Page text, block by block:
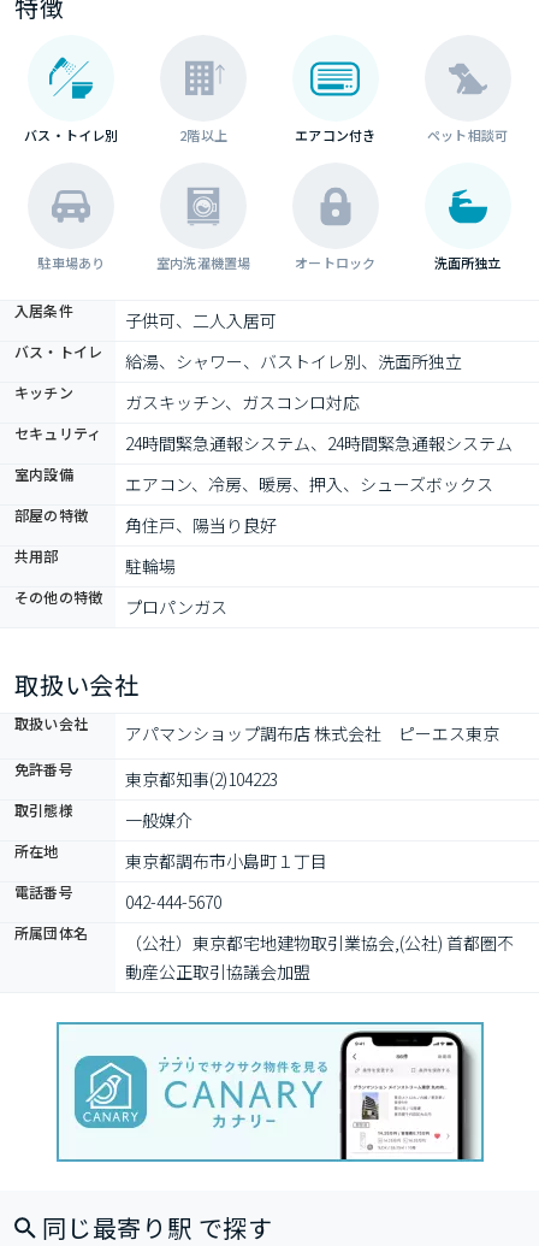
バス・トイレ別 2階以上 エアコン付き ペット相談可
駐車場あり 室内洗濯機置場 オートロック 洗面所独立
入居条件 子供可、二人入居可
バス・トイレ 給湯、シャワー、バストイレ別、洗面所独立
キッチン ガスキッチン、ガスコンロ対応
セキュリティ 24時間緊急通報システム、24時間緊急通報システム
室内設備 エアコン、冷房、暖房、押入、シューズボックス
部屋の特徴 角住戸、陽当り良好
共用部 駐輪場
その他の特徴 プロパンガス
取扱い会社
取扱い会社 アパマンショップ調布店 株式会社　ピーエス東京
免許番号 東京都知事(2)104223
取引態様 一般媒介
所在地 東京都調布市小島町１丁目
電話番号 042-444-5670
所属団体名
（公社）東京都宅地建物取引業協会,(公社) 首都圏不
動産公正取引協議会加盟
同じ最寄り駅 で探す